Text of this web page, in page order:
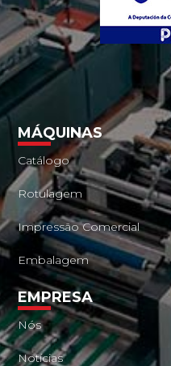
MÁQUINAS
Catálogo
Rotulagem
Impressão Comercial
Embalagem
EMPRESA
Nós
Notícias